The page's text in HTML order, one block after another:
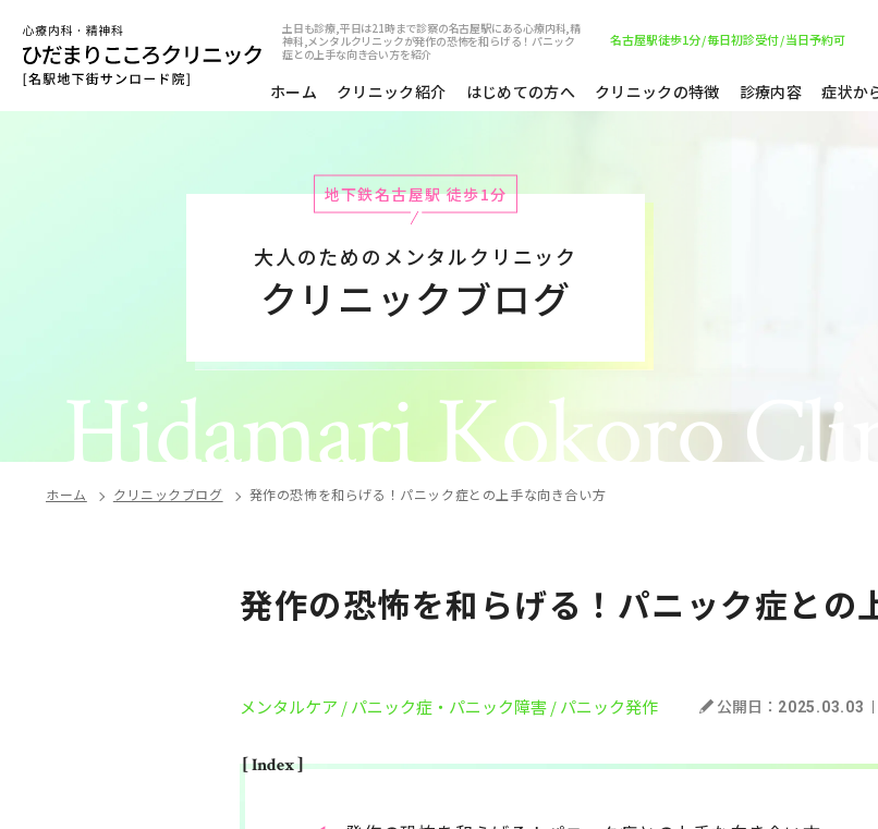
土日も診療,平日は21時まで診察の名古屋駅にある心療内科,精
神科,メンタルクリニックが発作の恐怖を和らげる！パニック
症との上手な向き合い方を紹介
名古屋駅徒歩1分/毎日初診受付/当日予約可
ホーム クリニック紹介 はじめての方へ クリニックの特徴 診療内容 症状か
地下鉄名古屋駅 徒歩1分
大人のためのメンタルクリニック
クリニックブログ
Hidamari Kokoro
ホーム クリニックブログ 発作の恐怖を和らげる！パニック症との上手な向き合い方
発作の恐怖を和らげる！パニック症との
メンタルケア / パニック症・パニック障害/ パニック発作 公開日： 2025.03.03
[ Index ]